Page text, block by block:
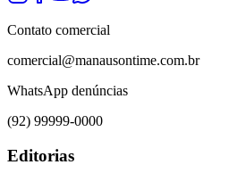
Contato comercial
comercial@manausontime.com.br
WhatsApp denúncias
(92) 99999-0000
Editorias